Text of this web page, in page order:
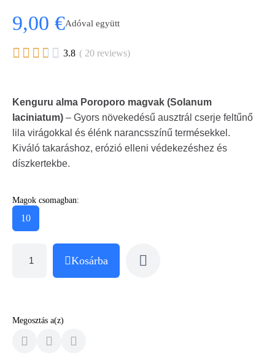
9,00 €Adóval együtt
     3.8 ( 20 reviews)
Kenguru alma Poroporo magvak (Solanum
laciniatum) – Gyors növekedésű ausztrál cserje feltűnő
lila virágokkal és élénk narancsszínű termésekkel.
Kiváló takaráshoz, erózió elleni védekezéshez és
díszkertekbe.
Magok csomagban:
10
Kosárba
Megosztás a(z)